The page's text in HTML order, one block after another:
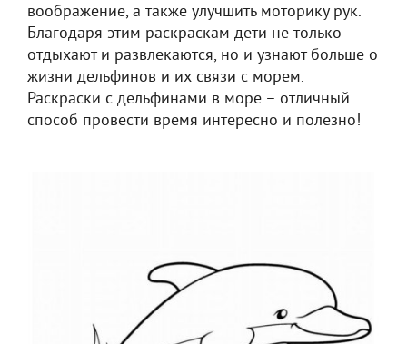
воображение, а также улучшить моторику рук.
Благодаря этим раскраскам дети не только
отдыхают и развлекаются, но и узнают больше о
жизни дельфинов и их связи с морем.
Раскраски с дельфинами в море – отличный
способ провести время интересно и полезно!